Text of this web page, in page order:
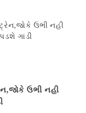
ઉભી નહી